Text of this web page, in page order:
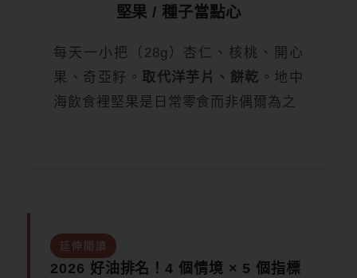
堅果 / 種子當點心
每天一小把（28g）杏仁、核桃、開心
果、奇亞籽。 取代洋芋片、餅乾 。地中
海飲食裡堅果是日常零食而非偶爾為之
延伸閱讀
2026 好油排名！4 個情境 × 5 個指標